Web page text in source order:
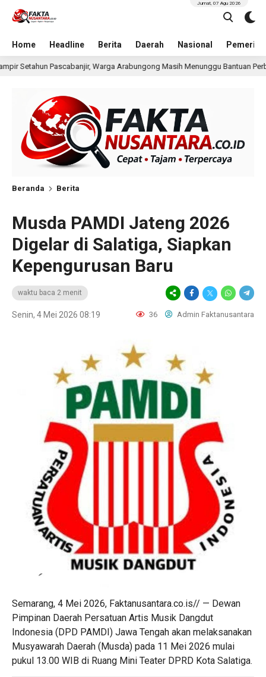
Home Headline Berita Daerah Nasional
Jumat, 07 Agu 2026
Masih Menunggu Bantuan Perbaikan Rumah 19 jam lalu
Beranda Berita
Musda PAMDI Jateng 2026
Digelar di Salatiga, Siapkan
Kepengurusan Baru
waktu baca 2 menit
Senin, 4 Mei 2026 08:19 36 Admin Faktanusantara
Semarang, 4 Mei 2026, Faktanusantara.co.is// — Dewan
Pimpinan Daerah Persatuan Artis Musik Dangdut
Indonesia (DPD PAMDI) Jawa Tengah akan melaksanakan
Musyawarah Daerah (Musda) pada 11 Mei 2026 mulai
pukul 13.00 WIB di Ruang Mini Teater DPRD Kota Salatiga.